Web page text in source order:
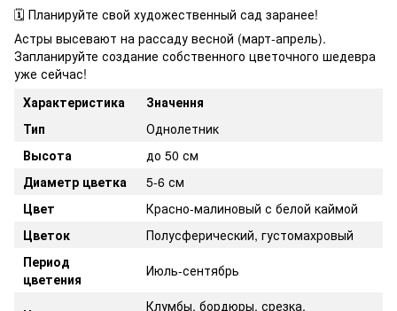
🗓️ Планируйте свой художественный сад заранее!
Астры высевают на рассаду весной (март-апрель).
Запланируйте создание собственного цветочного шедевра
уже сейчас!
Характеристика
Значення
Тип
Однолетник
Высота
до 50 см
Диаметр цветка
5-6 см
Цвет
Красно-малиновый с белой каймой
Цветок
Полусферический, густомахровый
Период
цветения
Июль-сентябрь
Клумбы, бордюры, срезка,